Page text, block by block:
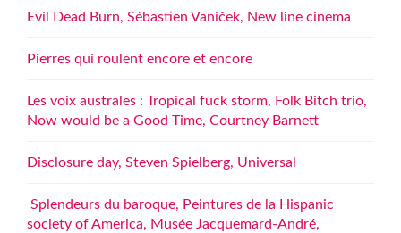
Evil Dead Burn, Sébastien Vaniček, New line cinema
Pierres qui roulent encore et encore
Les voix australes : Tropical fuck storm, Folk Bitch trio,
Now would be a Good Time, Courtney Barnett
Disclosure day, Steven Spielberg, Universal
Splendeurs du baroque, Peintures de la Hispanic
society of America, Musée Jacquemard-André,